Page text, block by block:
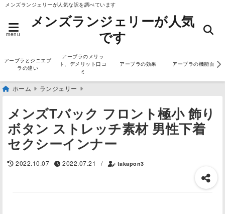
メンズランジェリーが人気な訳を調べています
menu
メンズランジェリーが人気
です
アーブラとジニエブ
ラの違い
アーブラのメリッ
ト、デメリット口コ
ミ
アーブラの効果 アーブラの機能面
ホーム ランジェリー
メンズTバック フロント極小 飾り
ボタン ストレッチ素材 男性下着
セクシーインナー
2022.10.07 2022.07.21 / takapon3